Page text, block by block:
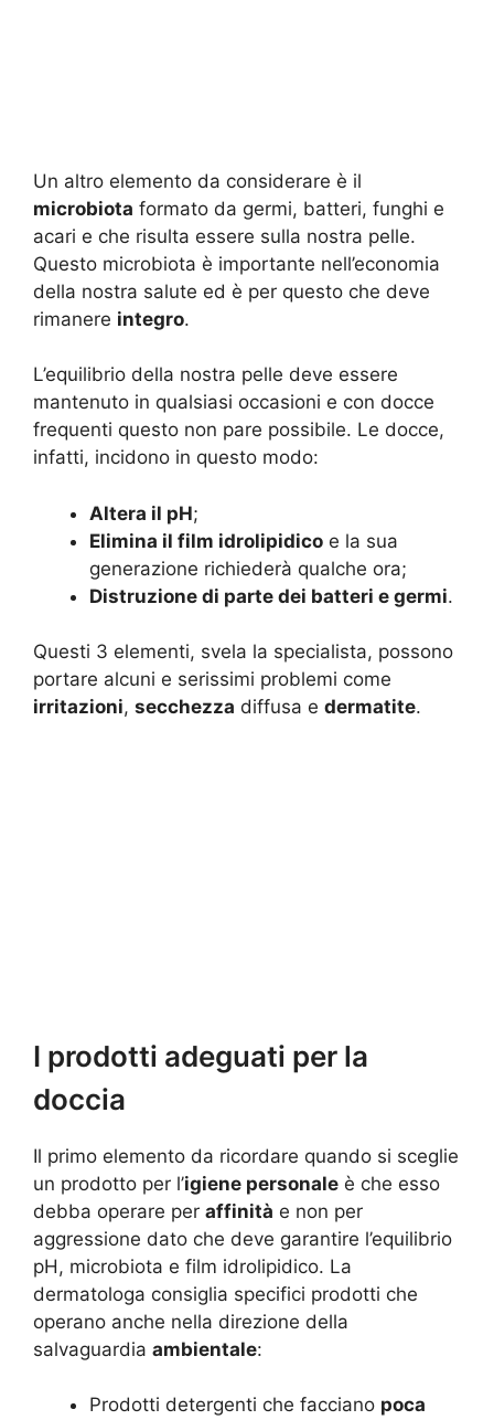
Un altro elemento da considerare è il
microbiota formato da germi, batteri, funghi e
acari e che risulta essere sulla nostra pelle.
Questo microbiota è importante nell’economia
della nostra salute ed è per questo che deve
rimanere integro.
L’equilibrio della nostra pelle deve essere
mantenuto in qualsiasi occasioni e con docce
frequenti questo non pare possibile. Le docce,
infatti, incidono in questo modo:
Altera il pH;
Elimina il film idrolipidico e la sua
generazione richiederà qualche ora;
Distruzione di parte dei batteri e germi.
Questi 3 elementi, svela la specialista, possono
portare alcuni e serissimi problemi come
irritazioni, secchezza diffusa e dermatite.
I prodotti adeguati per la
doccia
Il primo elemento da ricordare quando si sceglie
un prodotto per l’igiene personale è che esso
debba operare per affinità e non per
aggressione dato che deve garantire l’equilibrio
pH, microbiota e film idrolipidico. La
dermatologa consiglia specifici prodotti che
operano anche nella direzione della
salvaguardia ambientale:
Prodotti detergenti che facciano poca